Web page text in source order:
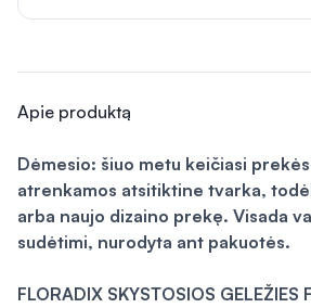
Apie produktą
Dėmesio: šiuo metu keičiasi
atrenkamos atsitiktine tvarka,
arba naujo dizaino prekę. Visada
sudėtimi, nurodyta ant pakuotės.
FLORADIX SKYSTOSIOS